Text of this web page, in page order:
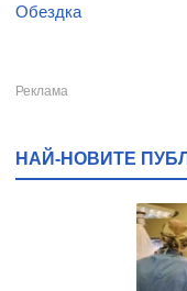
Обездка
НАЙ-НОВИТЕ